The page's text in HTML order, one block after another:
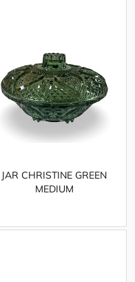
JAR CHRISTINE GREEN
MEDIUM